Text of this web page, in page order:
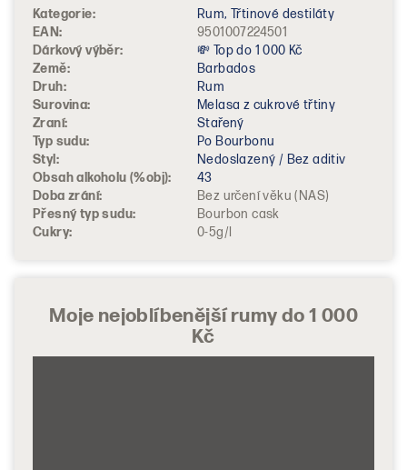
Kategorie:
Rum, Třtinové destiláty
EAN:
9501007224501
Dárkový výběr:
💸 Top do 1 000 Kč
Země:
Barbados
Druh:
Rum
Surovina:
Melasa z cukrové třtiny
Zraní:
Stařený
Typ sudu:
Po Bourbonu
Styl :
Nedoslazený / Bez aditiv
Obsah alkoholu (%obj):
43
Doba zrání:
Bez určení věku (NAS)
Přesný typ sudu:
Bourbon cask
Cukry: 0-5g/l
Moje nejoblíbenější rumy do 1 000
Kč